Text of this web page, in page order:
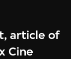
article of
Cine